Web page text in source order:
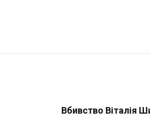
Вбивство Віталія